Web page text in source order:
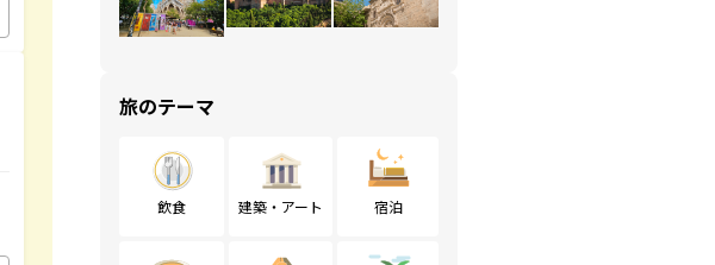
旅のテーマ
飲食 建築・アート 宿泊